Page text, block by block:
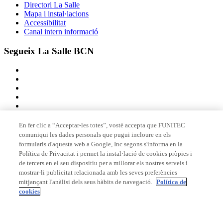
Directori La Salle
Mapa i instal·lacions
Accessibilitat
Canal intern informació
Segueix La Salle BCN
Membre de
Acreditacions
En fer clic a “Acceptar-les totes”, vostè accepta que FUNITEC
comuniqui les dades personals que pugui incloure en els
formularis d'aquesta web a Google, Inc segons s'informa en la
Política de Privacitat i permet la instal·lació de cookies pròpies i
de tercers en el seu dispositiu per a millorar els nostres serveis i
mostrar-li publicitat relacionada amb les seves preferències
mitjançant l'anàlisi dels seus hàbits de navegació. Política de
cookies